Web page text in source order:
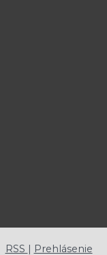
RSS | Prehlásenie